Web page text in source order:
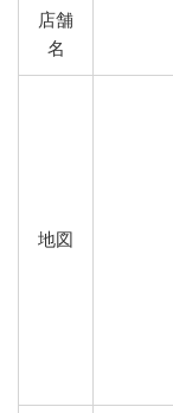
店舗
名
地図